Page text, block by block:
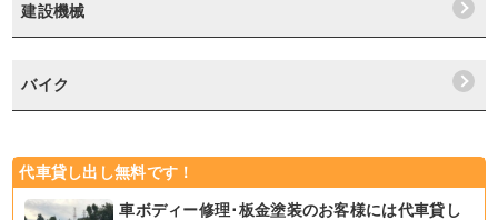
建設機械
バイク
代車貸し出し無料です！
車ボディー修理･板金塗装のお客様には代車貸し